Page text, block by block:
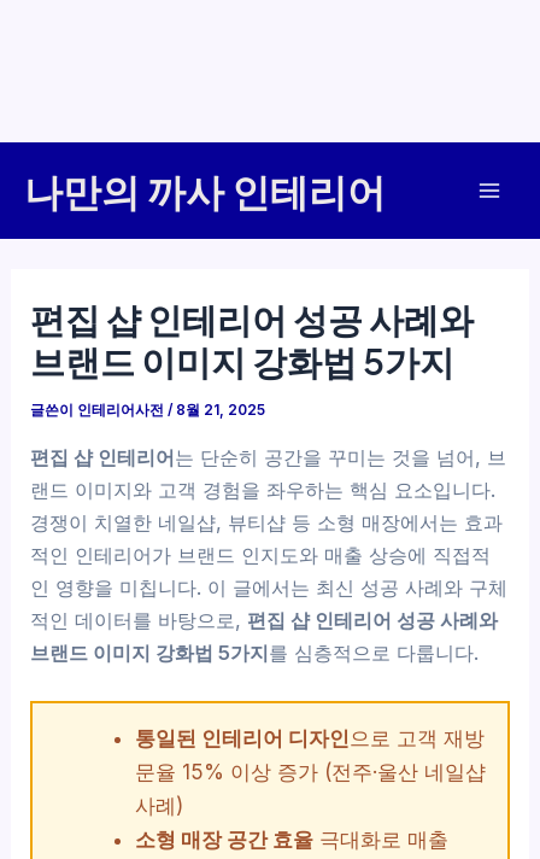
나만의 까사 인테리어
편집 샵 인테리어 성공 사례와
브랜드 이미지 강화법 5가지
글쓴이 인테리어사전/ 8월 21, 2025
편집 샵 인테리어는 단순히 공간을 꾸미는 것을 넘어, 브
랜드 이미지와 고객 경험을 좌우하는 핵심 요소입니다.
경쟁이 치열한 네일샵, 뷰티샵 등 소형 매장에서는 효과
적인 인테리어가 브랜드 인지도와 매출 상승에 직접적
인 영향을 미칩니다. 이 글에서는 최신 성공 사례와 구체
적인 데이터를 바탕으로, 편집 샵 인테리어 성공 사례와
브랜드 이미지 강화법 5가지를 심층적으로 다룹니다.
통일된 인테리어 디자인 으로 고객 재방
문율 15% 이상 증가 (전주·울산 네일샵
사례)
소형 매장 공간 효율극대화로 매출